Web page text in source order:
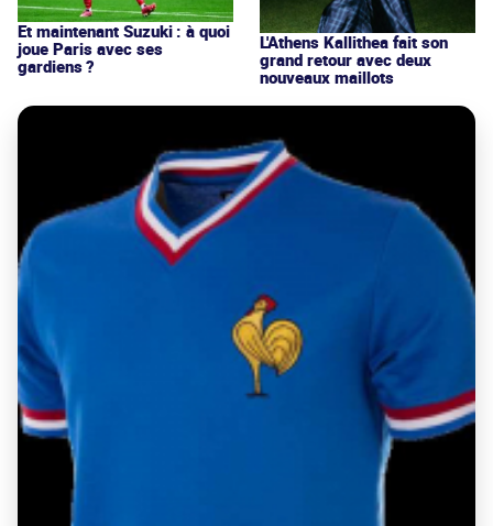
Et maintenant Suzuki : à quoi
joue Paris avec ses
gardiens ?
L'Athens Kallithea fait son
grand retour avec deux
nouveaux maillots